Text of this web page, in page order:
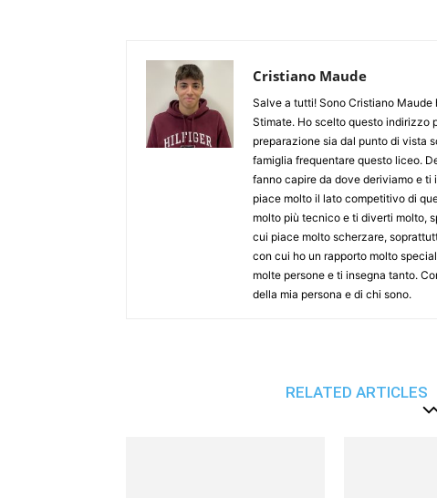
Cristiano Maude
Salve a tutti! Sono Cristiano
Stimate. Ho scelto questo indirizzo
preparazione sia dal punto di vista
famiglia frequentare questo liceo.
fanno capire da dove deriviamo e ti
piace molto il lato competitivo di
molto più tecnico e ti diverti molto,
cui piace molto scherzare,
con cui ho un rapporto molto
molte persone e ti insegna tanto.
della mia persona e di chi sono.
RELATED ARTICLES